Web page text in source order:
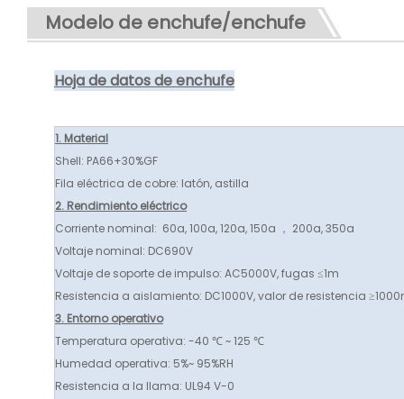
Modelo de enchufe/enchufe
Hoja de datos de enchufe
1. Material
Shell: PA66+30%GF
Fila eléctrica de cobre: ​​latón, astilla
2. Rendimiento eléctrico
Corriente nominal: 60a, 100a, 120a, 150a ， 200a, 350a
Voltaje nominal: DC690V
Voltaje de soporte de impulso: AC5000V, fugas ≤1m
Resistencia a aislamiento: DC1000V, valor de resistencia
3. Entorno operativo
Temperatura operativa: -40 ℃ ~ 125 ℃
Humedad operativa: 5%~ 95%RH
Resistencia a la llama: UL94 V-0